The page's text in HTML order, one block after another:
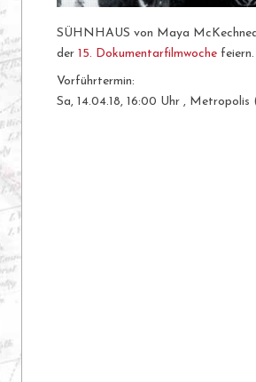
SÜHNHAUS von Maya
der 15. Dokumentarfilmwoche feiern.
Vorführtermin:
Sa, 14.04.18, 16:00 Uhr , Metropolis